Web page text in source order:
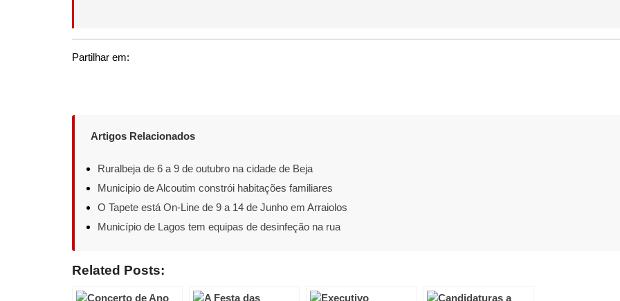
Partilhar em:
Artigos Relacionados
Ruralbeja de 6 a 9 de outubro na cidade de Beja
Municipio de Alcoutim constrói habitações familiares
O Tapete está On-Line de 9 a 14 de Junho em Arraiolos
Município de Lagos tem equipas de desinfeção na rua
Related Posts: